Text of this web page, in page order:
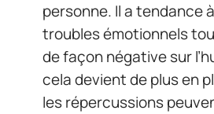
personne. Il a tendance
troubles émotionnels
de façon négative sur
cela devient de plus en
les répercussions